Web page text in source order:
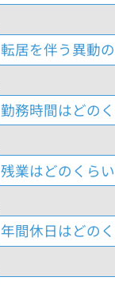
転居を伴う異動
勤務時間はどの
残業はどのくら
年間休日はどの